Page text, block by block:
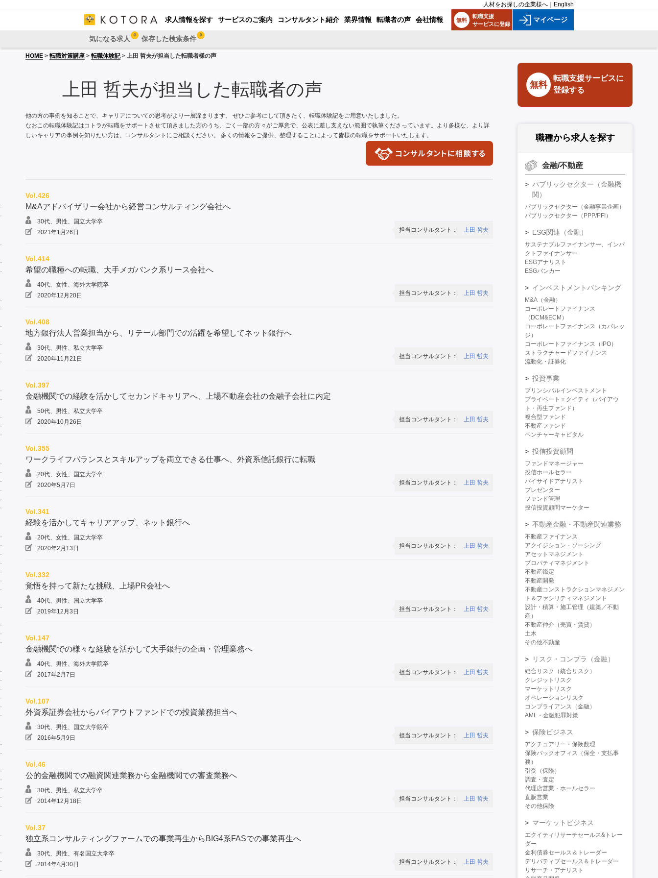
人材をお探しの企業様へ English
求人情報を探す サービスのご案内 コンサルタント紹介 業界情報 転職者の声 会社情報 無料
転職支援
サービスに登録
マイページ
気になる求人 0 保存した検索条件 0
HOME > 転職対策講座 > 転職体験記> 上田 哲夫が担当した転職者様の声
上田 哲夫が担当した転職者の声
他の方の事例を知ることで、キャリアについての思考がより一層深まります。 ぜひご参考にして頂きたく、転職体験記をご用意いたしました。
なおこの転職体験記はコトラが転職をサポートさせて頂きました方のうち、ごく一部の方々がご厚意で、公表に差し支えない範囲で執筆くださっています。より多様な、より詳
しいキャリアの事例を知りたい方は、コンサルタントにご相談ください。 多くの情報をご提供、整理することによって皆様の転職をサポートいたします。
Vol.426
M&Aアドバイザリー会社から経営コンサルティング会社へ
30代、男性、国立大学卒
2021年1月26日
担当コンサルタント： 上田 哲夫
Vol.414
希望の職種への転職、大手メガバンク系リース会社へ
40代、女性、海外大学院卒
2020年12月20日
担当コンサルタント： 上田 哲夫
Vol.408
地方銀行法人営業担当から、リテール部門での活躍を希望してネット銀行へ
30代、男性、私立大学卒
2020年11月21日
担当コンサルタント： 上田 哲夫
Vol.397
金融機関での経験を活かしてセカンドキャリアへ、上場不動産会社の金融子会社に内定
50代、男性、私立大学卒
2020年10月26日
担当コンサルタント： 上田 哲夫
Vol.355
ワークライフバランスとスキルアップを両立できる仕事へ、外資系信託銀行に転職
20代、女性、国立大学卒
2020年5月7日
担当コンサルタント： 上田 哲夫
Vol.341
経験を活かしてキャリアアップ、ネット銀行へ
20代、女性、国立大学卒
2020年2月13日
担当コンサルタント： 上田 哲夫
Vol.332
覚悟を持って新たな挑戦、上場PR会社へ
40代、男性、国立大学卒
2019年12月3日
担当コンサルタント： 上田 哲夫
Vol.147
金融機関での様々な経験を活かして大手銀行の企画・管理業務へ
40代、男性、海外大学院卒
2017年2月7日
担当コンサルタント： 上田 哲夫
Vol.107
外資系証券会社からバイアウトファンドでの投資業務担当へ
30代、男性、国立大学院卒
2016年5月9日
担当コンサルタント： 上田 哲夫
Vol.46
公的金融機関での融資関連業務から金融機関での審査業務へ
30代、男性、私立大学卒
2014年12月18日
担当コンサルタント： 上田 哲夫
Vol.37
独立系コンサルティングファームでの事業再生からBIG4系FASでの事業再生へ
30代、男性、有名国立大学卒
2014年4月30日
担当コンサルタント： 上田 哲夫
無料
転職支援サービスに
登録する
職種から求人を探す
金融/不動産
パブリックセクター（金融機
関）
パブリックセクター（金融事業企画）
パブリックセクター（PPP/PFI）
ESG関連（金融）
サステナブルファイナンサー、インパ
クトファイナンサー
ESGアナリスト
ESGバンカー
インベストメントバンキング
M&A（金融）
コーポレートファイナンス
（DCM&ECM）
コーポレートファイナンス（カバレッ
ジ）
コーポレートファイナンス（IPO）
ストラクチャードファイナンス
流動化・証券化
投資事業
プリンシパルインベストメント
プライベートエクイティ（バイアウ
ト・再生ファンド）
複合型ファンド
不動産ファンド
ベンチャーキャピタル
投信投資顧問
ファンドマネージャー
投信ホールセラー
バイサイドアナリスト
プレゼンター
ファンド管理
投信投資顧問マーケター
不動産金融・不動産関連業務
不動産ファイナンス
アクイジション・ソーシング
アセットマネジメント
プロパティマネジメント
不動産鑑定
不動産開発
不動産コンストラクションマネジメン
ト＆ファシリティマネジメント
設計・積算・施工管理（建築／不動
産）
不動産仲介（売買・賃貸）
土木
その他不動産
リスク・コンプラ（金融）
総合リスク（統合リスク）
クレジットリスク
マーケットリスク
オペレーションリスク
コンプライアンス（金融）
AML・金融犯罪対策
保険ビジネス
アクチュアリー・保険数理
保険バックオフィス（保全・支払事
務）
引受（保険）
調査・査定
代理店営業・ホールセラー
直販営業
その他保険
マーケットビジネス
エクイティリサーチセールス&トレー
ダー
金利債券セールス＆トレーダー
デリバティブセールス＆トレーダー
リサーチ・アナリスト